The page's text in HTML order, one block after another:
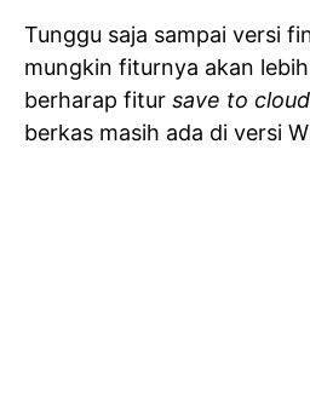
Tunggu saja sampai versi
mungkin fiturnya akan
berharap fitur save to cloud
berkas masih ada di versi